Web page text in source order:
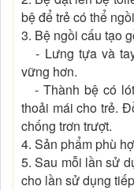
bệ để trẻ có thể
3. Bệ ngồi cấu tạo
- Lưng tựa và
vững hơn.
- Thành bệ có
thoải mái cho trẻ.
chống trơn trượt.
4. Sản phẩm phù
5. Sau mỗi lần sử
cho lần sử dụng